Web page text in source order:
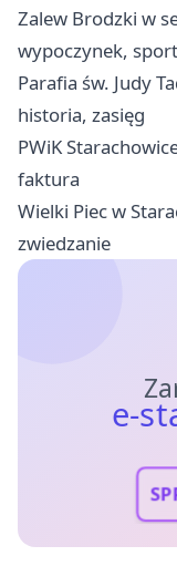
Zalew Brodzki w
wypoczynek,
Parafia św. Judy
historia, zasięg
PWiK
faktura
Wielki Piec w
zwiedzanie
e-